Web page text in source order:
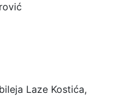
Laze Kostića,